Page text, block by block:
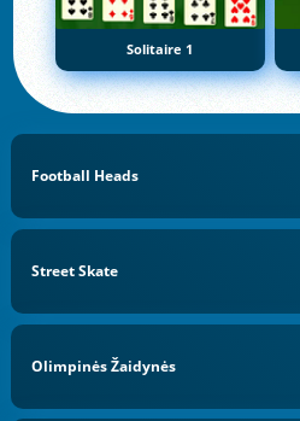
Solitaire 1
Football Heads
Street Skate
Olimpinės Žaidynės